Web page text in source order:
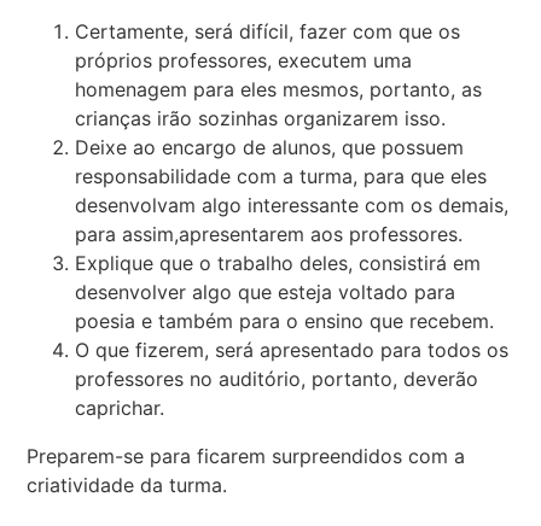
Certamente, será difícil, fazer com que os
próprios professores, executem uma
homenagem para eles mesmos, portanto, as
crianças irão sozinhas organizarem isso.
Deixe ao encargo de alunos, que possuem
responsabilidade com a turma, para que eles
desenvolvam algo interessante com os demais,
para assim,apresentarem aos professores.
Explique que o trabalho deles, consistirá em
desenvolver algo que esteja voltado para
poesia e também para o ensino que recebem.
O que fizerem, será apresentado para todos os
professores no auditório, portanto, deverão
caprichar.
Preparem-se para ficarem surpreendidos com a
criatividade da turma.